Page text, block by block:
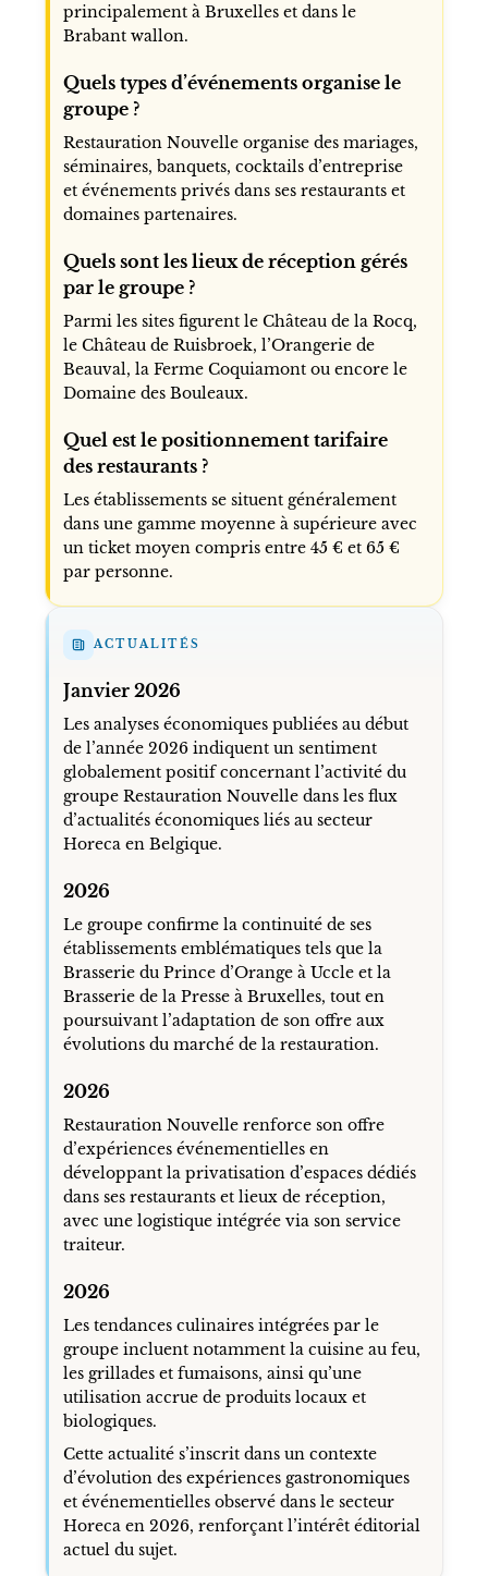
principalement à Bruxelles et dans le
Brabant wallon.
Quels types d’événements organise le
groupe ?
Restauration Nouvelle organise des mariages,
séminaires, banquets, cocktails d’entreprise
et événements privés dans ses restaurants et
domaines partenaires.
Quels sont les lieux de réception gérés
par le groupe ?
Parmi les sites figurent le Château de la Rocq,
le Château de Ruisbroek, l’Orangerie de
Beauval, la Ferme Coquiamont ou encore le
Domaine des Bouleaux.
Quel est le positionnement tarifaire
des restaurants ?
Les établissements se situent généralement
dans une gamme moyenne à supérieure avec
un ticket moyen compris entre 45 € et 65 €
par personne.
ACTUALITÉS
Janvier 2026
Les analyses économiques publiées au début
de l’année 2026 indiquent un sentiment
globalement positif concernant l’activité du
groupe Restauration Nouvelle dans les flux
d’actualités économiques liés au secteur
Horeca en Belgique.
2026
Le groupe confirme la continuité de ses
établissements emblématiques tels que la
Brasserie du Prince d’Orange à Uccle et la
Brasserie de la Presse à Bruxelles, tout en
poursuivant l’adaptation de son offre aux
évolutions du marché de la restauration.
2026
Restauration Nouvelle renforce son offre
d’expériences événementielles en
développant la privatisation d’espaces dédiés
dans ses restaurants et lieux de réception,
avec une logistique intégrée via son service
traiteur.
2026
Les tendances culinaires intégrées par le
groupe incluent notamment la cuisine au feu,
les grillades et fumaisons, ainsi qu’une
utilisation accrue de produits locaux et
biologiques.
Cette actualité s’inscrit dans un contexte
d’évolution des expériences gastronomiques
et événementielles observé dans le secteur
Horeca en 2026, renforçant l’intérêt éditorial
actuel du sujet.